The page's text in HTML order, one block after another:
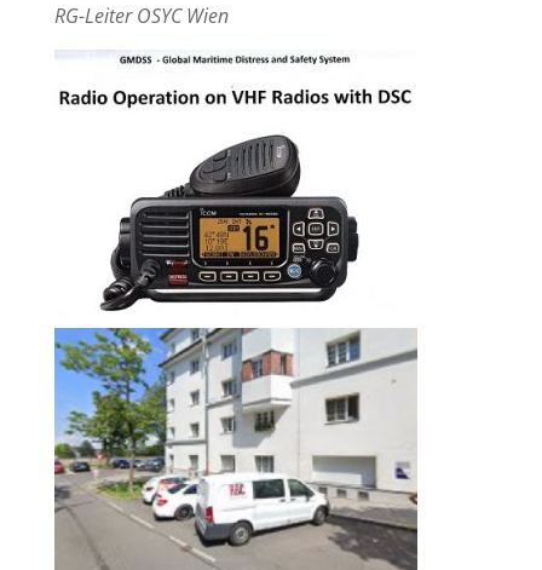
RG-Leiter OSYC Wien